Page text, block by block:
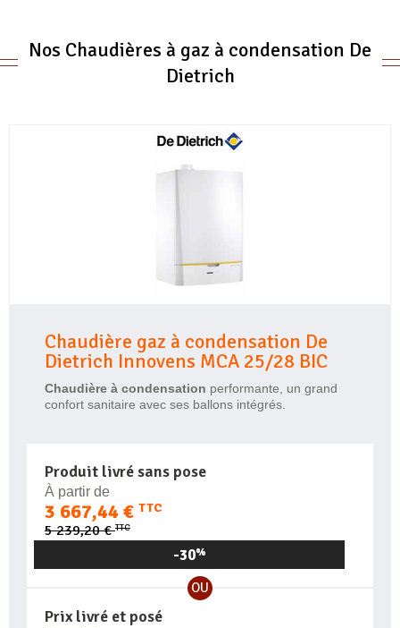
Nos Chaudières à gaz à condensation De
Dietrich
Chaudière gaz à condensation De
Dietrich Innovens MCA 25/28 BIC
Chaudière à condensation performante, un grand
confort sanitaire avec ses ballons intégrés.
Produit livré sans pose
À partir de
3 667,44 € TTC
5 239,20 €TTC
-30%
OU
Prix livré et posé